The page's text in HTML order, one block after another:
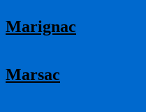
Marignac
Marsac